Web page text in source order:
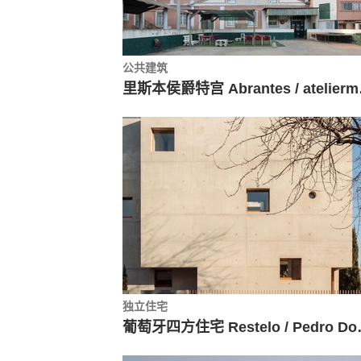
公共建筑
里
独立住宅
葡萄